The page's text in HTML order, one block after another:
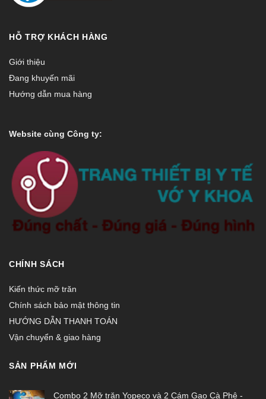
HỖ TRỢ KHÁCH HÀNG
Giới thiệu
Đang khuyến mãi
Hướng dẫn mua hàng
Website cùng Công ty:
CHÍNH SÁCH
Kiến thức mỡ trăn
Chính sách bảo mật thông tin
HƯỚNG DẪN THANH TOÁN
Vận chuyển & giao hàng
SẢN PHẨM MỚI
Combo 2 Mỡ trăn Yopeco và 2 Cám Gạo Cà Phê -